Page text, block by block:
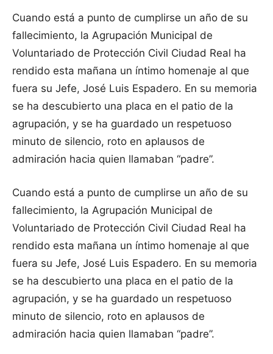
Cuando está a punto de cumplirse un año de su
fallecimiento, la Agrupación Municipal de
Voluntariado de Protección Civil Ciudad Real ha
rendido esta mañana un íntimo homenaje al que
fuera su Jefe, José Luis Espadero. En su memoria
se ha descubierto una placa en el patio de la
agrupación, y se ha guardado un respetuoso
minuto de silencio, roto en aplausos de
admiración hacia quien llamaban “padre”.
Cuando está a punto de cumplirse un año de su
fallecimiento, la Agrupación Municipal de
Voluntariado de Protección Civil Ciudad Real ha
rendido esta mañana un íntimo homenaje al que
fuera su Jefe, José Luis Espadero. En su memoria
se ha descubierto una placa en el patio de la
agrupación, y se ha guardado un respetuoso
minuto de silencio, roto en aplausos de
admiración hacia quien llamaban “padre”.